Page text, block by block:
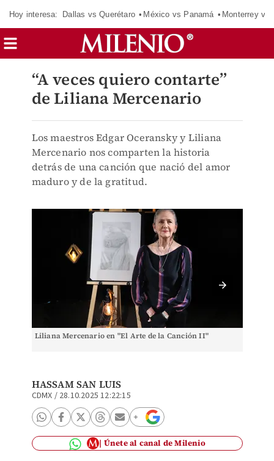
Hoy interesa: Dallas vs Querétaro México vs Panamá Monterrey vs
“A veces quiero contarte”
de Liliana Mercenario
Los maestros Edgar Oceransky y Liliana
Mercenario nos comparten la historia
detrás de una canción que nació del amor
maduro y de la gratitud.
Liliana Mercenario en "El Arte de la Canción II"
HASSAM SAN LUIS
CDMX / 28.10.2025 12:22:15
Únete al canal de Milenio